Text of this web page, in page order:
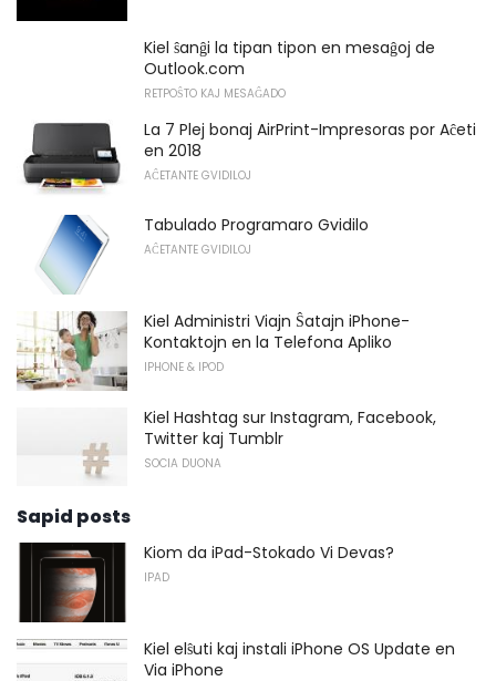
Kiel ŝanĝi la tipan tipon en mesaĝoj de
Outlook.com
RETPOŜTO KAJ MESAĜADO
La 7 Plej bonaj AirPrint-Impresoras por Aĉeti
en 2018
AĈETANTE GVIDILOJ
Tabulado Programaro Gvidilo
AĈETANTE GVIDILOJ
Kiel Administri Viajn Ŝatajn iPhone-
Kontaktojn en la Telefona Apliko
IPHONE & IPOD
Kiel Hashtag sur Instagram, Facebook,
Twitter kaj Tumblr
SOCIA DUONA
Sapid posts
Kiom da iPad-Stokado Vi Devas?
IPAD
Kiel elŝuti kaj instali iPhone OS Update en
Via iPhone